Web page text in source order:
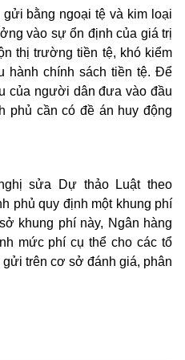
bằng ngoại tệ và kim loại
vào sự ổn định của giá trị
thị trường tiền tệ, khó kiểm
hành chính sách tiền tệ. Để
của người dân đưa vào đầu
phủ cần có đề án huy động
sửa Dự thảo Luật theo
phủ quy định một khung phí
khung phí này, Ngân hàng
mức phí cụ thể cho các tổ
trên cơ sở đánh giá, phân